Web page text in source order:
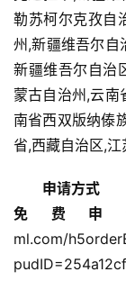
勒苏柯尔克孜自
州,新疆维吾尔自
新疆维吾尔自治
蒙古自治州,云南
南省西双版纳傣
省,西藏自治区,江
申请方式
免费申
ml.com/